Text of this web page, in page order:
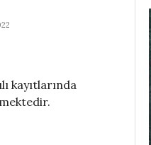
kayıtlarında